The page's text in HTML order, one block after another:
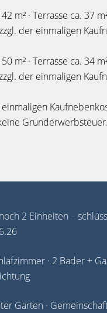
m² · Terrasse ca. 37
der einmaligen
m² · Terrasse ca. 34
der einmaligen
2 Einheiten –
· 2 Bäder +
Garten ·